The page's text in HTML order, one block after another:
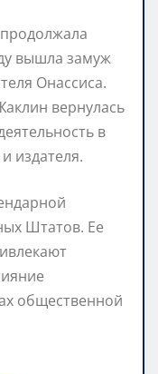
вышла замуж
Онассиса.
вернулась
в
издателя.
Штатов. Ее
общественной